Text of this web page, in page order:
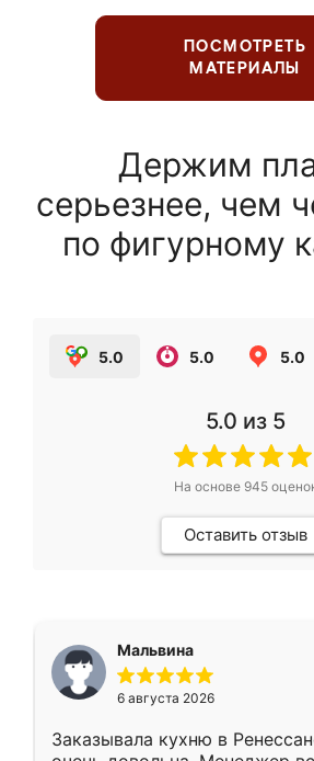
ПОСМОТРЕТЬ
МАТЕРИАЛЫ
Держим
серьезнее, чем
по фигурному
5.0 5.0 5.0
5.0 из 5
На основе 945
Оставить отзыв
Мальвина
6 августа 2026
Заказывала кухню в